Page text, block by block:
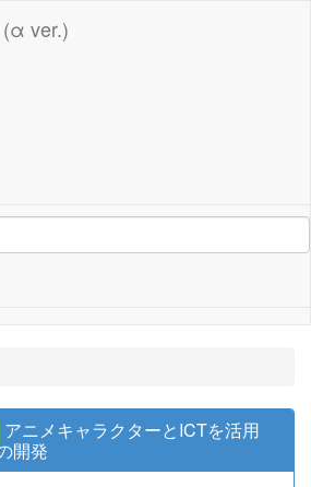
ver.)
アニメキャラクターとICTを活用
開発